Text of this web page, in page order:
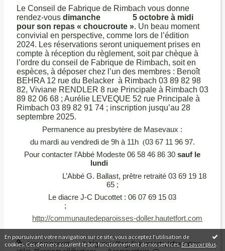
En poursuivant votre navigation sur ce site, vous acceptez l'utilisation de
cookies. Ces derniers assurent le bon fonctionnement de nos services.En savoir plus.
Le Conseil de Fabrique de Rimbach vous donne
rendez-vousdimanche 5 octobre à midi
pour son repas « choucroute ». Un beau moment
convivial en perspective, comme lors de l’édition
2024. Les réservations seront uniquement prises en
compte à réception du règlement, soit par chèque à
l’ordre du conseil de Fabrique de Rimbach, soit en
espèces, à déposer chez l’un des membres : Benoît
BEHRA 12 rue du Belacker à Rimbach 03 89 82 98
82, Viviane RENDLER 8 rue Principale à Rimbach 03
89 82 06 68 ; Aurélie LEVEQUE 52 rue Principale à
Rimbach 03 89 82 91 74 ; inscription jusqu’au 28
septembre 2025.
Permanence au presbytère de Masevaux :
du mardi au vendredi de 9h à 11h (03 67 11 96 97.
Pour contacter l’Abbé Modeste 06 58 46 86 30sauf le
lundi
L’Abbé G. Ballast, prêtre retraité 03 69 19 18
65 ;
Le diacre J-C Ducottet : 06 07 69 15 03
;
http://communautedeparoisses-doller.hautetfort.com
Lien permanent Catégories :Blog,Evénements,Informations